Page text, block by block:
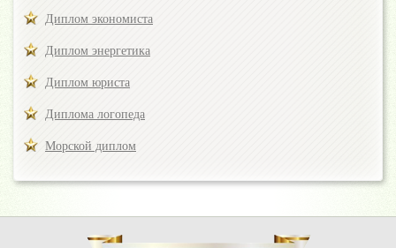
Диплом экономиста
Диплом энергетика
Диплом юриста
Диплома логопеда
Морской диплом